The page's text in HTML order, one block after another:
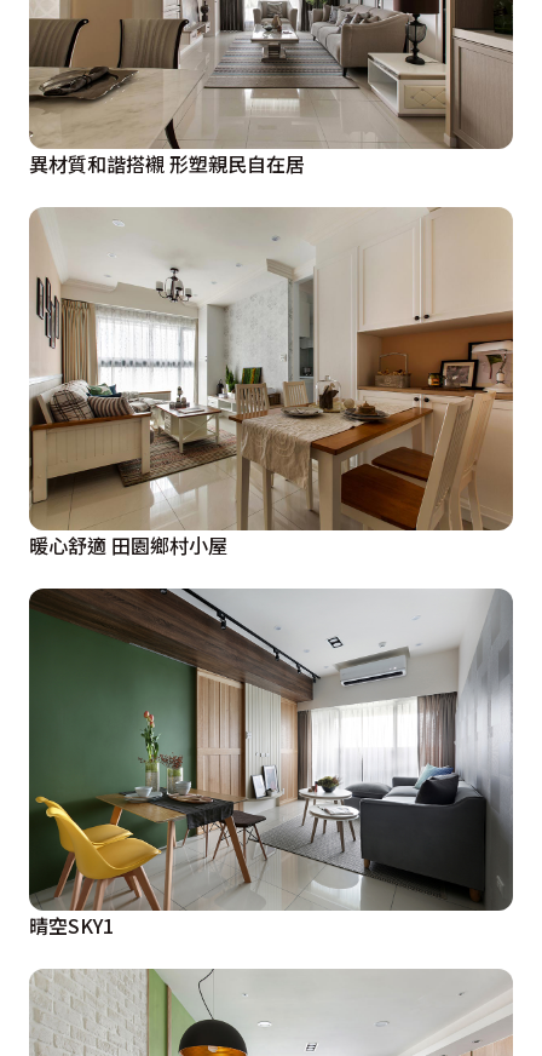
異材質和諧搭襯 形塑親民自在居
暖心舒適 田園鄉村小屋
晴空SKY1